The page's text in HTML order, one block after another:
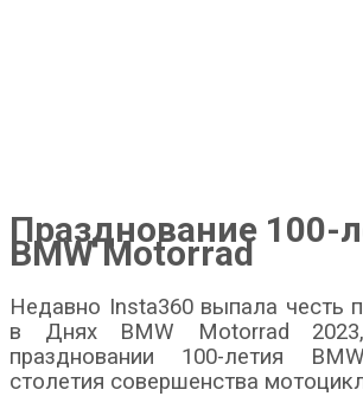
Празднование 100-
BMW Motorrad
Недавно Insta360 выпала честь
в Днях BMW Motorrad 2023,
праздновании 100-летия
столетия совершенства